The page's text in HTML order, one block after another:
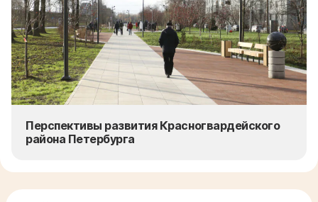
Перспективы развития Красногвардейского
района Петербурга